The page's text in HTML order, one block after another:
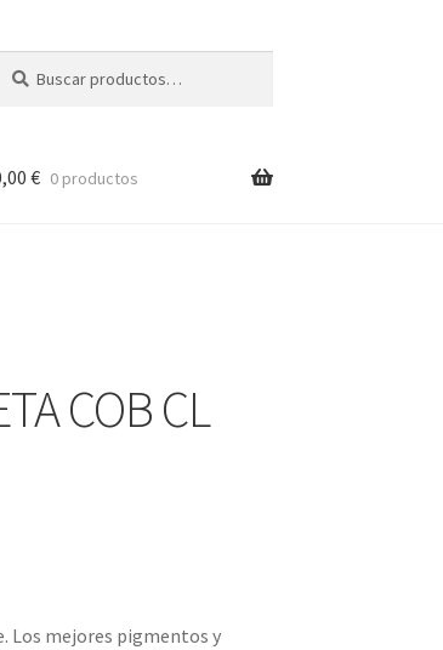
por:
€ 0 productos
COB CL
Los mejores pigmentos y